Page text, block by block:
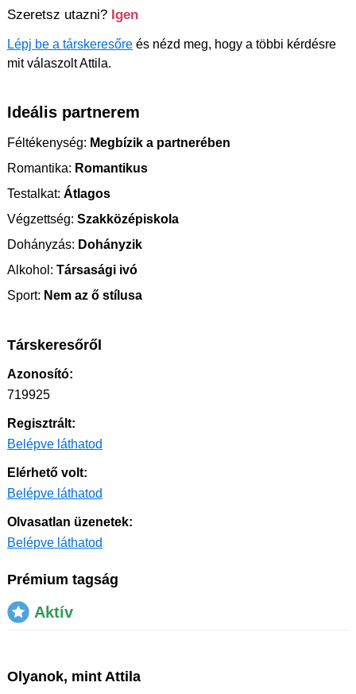
Szeretsz utazni? Igen
Lépj be a társkeresőre és nézd meg, hogy a többi kérdésre
mit válaszolt Attila.
Ideális partnerem
Féltékenység: Megbízik a partnerében
Romantika: Romantikus
Testalkat: Átlagos
Végzettség: Szakközépiskola
Dohányzás: Dohányzik
Alkohol: Társasági ivó
Sport: Nem az ő stílusa
Társkeresőről
Azonosító:
719925
Regisztrált:
Belépve láthatod
Elérhető volt:
Belépve láthatod
Olvasatlan üzenetek:
Belépve láthatod
Prémium tagság
Aktív
Olyanok, mint Attila